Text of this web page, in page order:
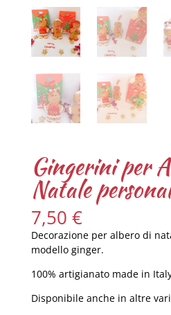
Gingerini per
Natale
7,50 €
Decorazione per albero di
modello ginger.
100% artigianato made in
Disponibile anche in altre